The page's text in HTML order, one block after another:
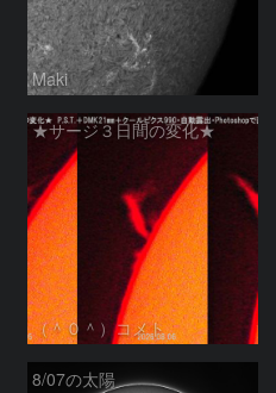
Maki
★サージ３日間の変化★
（＾０＾）コメト
8/07の太陽